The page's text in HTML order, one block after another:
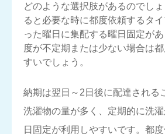
どのような選択肢があるのでし
ると必要な時に都度依頼するタ
った曜日に集配する曜日固定が
度が不定期または少ない場合は
すいでしょう。
納期は翌日～2日後に配達される
洗濯物の量が多く、定期的に洗
日固定が利用しやすいです。都